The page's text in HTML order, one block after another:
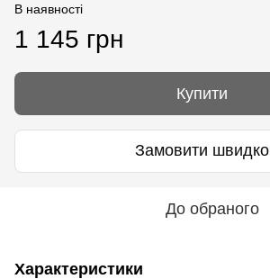
В наявності
1 145 грн
Купити
Замовити швидко
До обраного
Характеристики